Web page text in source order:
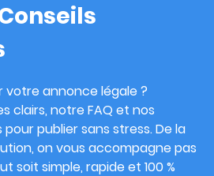
votre annonce légale ?
clairs, notre FAQ et nos
publier sans stress. De la
on vous accompagne pas
soit simple, rapide et 100 %